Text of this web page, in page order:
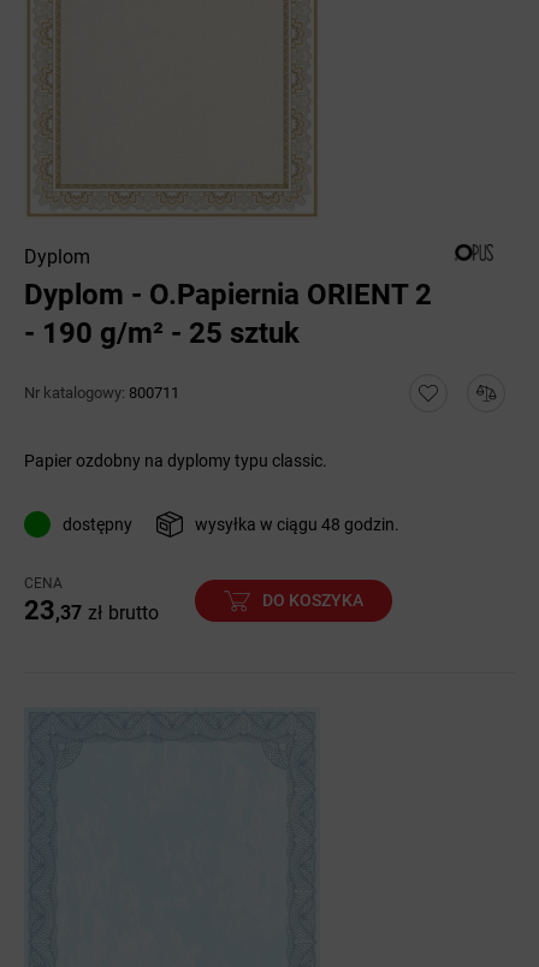
Dyplom
Dyplom - O.Papiernia ORIENT 2
- 190 g/m² - 25 sztuk
Nr katalogowy: 800711
Papier ozdobny na dyplomy typu classic.
dostępny wysyłka w ciągu 48 godzin.
CENA
23,37 zł brutto
DO KOSZYKA